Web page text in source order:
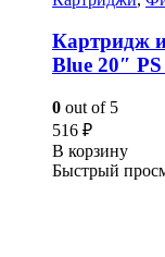
Картридж
Blue 20″
0 out of 5
516 ₽
В корзину
Быстрый